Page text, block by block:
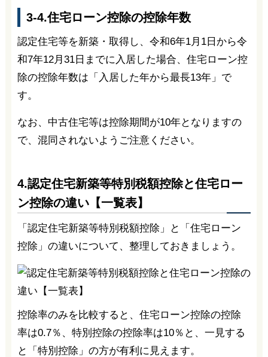
3-4.住宅ローン控除の控除年数
認定住宅等を新築・取得し、令和6年1月1日から令
和7年12月31日までに入居した場合、住宅ローン控
除の控除年数は「入居した年から最長13年」で
す。
なお、中古住宅等は控除期間が10年となりますの
で、混同されないようご注意ください。
4.認定住宅新築等特別税額控除と住宅ロー
ン控除の違い【一覧表】
「認定住宅新築等特別税額控除」と「住宅ローン
控除」の違いについて、整理しておきましょう。
控除率のみを比較すると、住宅ローン控除の控除
率は0.7％、特別控除の控除率は10％と、一見する
と「特別控除」の方が有利に見えます。